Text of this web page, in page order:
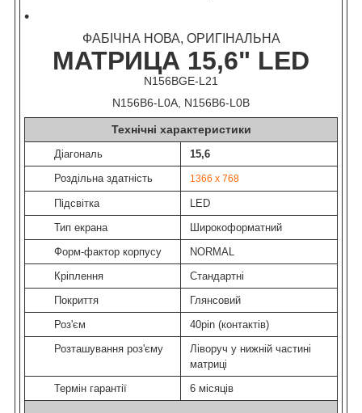
ФАБІЧНА НОВА, ОРИГІНАЛЬНА
МАТРИЦА 15,6" LED
N156BGE-L21
N156B6-L0A, N156B6-L0B
Технічні характеристики
Діагональ
15,6
Роздільна здатність
1366 x 768
Підсвітка
LED
Тип екрана
Широкоформатний
Форм-фактор корпусу
NORMAL
Кріплення
Стандартні
Покриття
Глянсовий
Роз'єм
40pin (контактів)
Розташування роз'єму
Ліворуч у нижній частині
матриці
Термін гарантії
6 місяців